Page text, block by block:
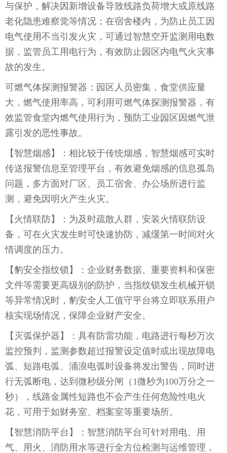
与保护，解决因新增设备导致线路负荷增大或原线路
老化隐患难察觉等情况；在宿舍楼内，为防止员工因
电气使用不当引发火灾，可通过智慧空开监测用电数
据，监管员工用电行为，有效防止园区内电气火灾事
故的发生。
可燃气体探测报警器：园区人员密集，食堂供应量
大，燃气使用率高，可利用可燃气体探测报警器，有
效监管食堂内燃气使用行为，预防工业园区因燃气泄
露引发的恶性事故。
【 智慧烟感】：相比较于传统烟感，智慧烟感可实时
传送报警信息至管理平台，有效避免烟感的信息孤岛
问题，多方面对厂区、员工宿舍、办公场所进行监
测，避免因明火产生火灾。
【 火情联防】：为及时疏散人群，安装火情联防设
备，可在火灾发生时可快速协防，减缓第一时间对火
情调度的压力。
【豹安全指纹锁 】：企业财务数据、重要资料和保密
文件等需要更高级别的防护，当指纹锁发生机械开锁
等异常情况时，豹安全人工值守平台将立即联系用户
核实现场情况，保障企业财产安全。
【 灭弧保护器 】：具有防雷功能，电路进行每秒万次
监控预判，监测参数超过报警设定值时或出现故障电
弧、短路电弧、涌浪电弧时设备将发出警告，同时进
行无弧断电，达到微秒级分闸（1微秒为100万分之一
秒），线路金属性短路也不会产生任何危险性电火
花，可用于如财务室、档案室等重要场所。
【 智慧消防平台 】：智慧消防平台可针对用电、用
气、用火、消防用水等进行全方位检测与运维管理，